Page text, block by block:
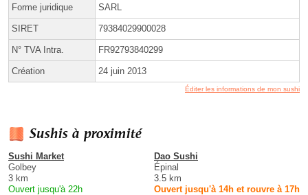
Forme juridique SARL
SIRET 79384029900028
N° TVA Intra. FR92793840299
Création 24 juin 2013
Éditer les informations de mon sushi
Sushis à proximité
Sushi Market
Golbey
3 km
Ouvert jusqu'à 22h
Dao Sushi
Épinal
3.5 km
Ouvert jusqu'à 14h et rouvre à 17h